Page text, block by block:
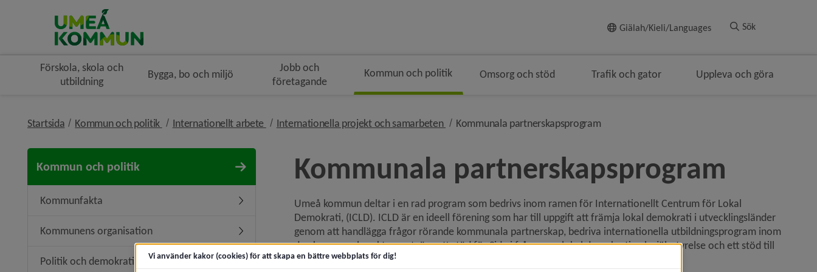
Giälah/Kieli/Languages Sök
Förskola, skola och
utbildning
Bygga, bo och miljö
Jobb och
företagande
Kommun och politik Omsorg och stöd Trafik och gator Uppleva och göra
Startsida Kommun och politik nivå i brödsmulenavigeringen
Internationellt arbete nivå i brödsmulenavigeringen
Internationella projekt och samarbeten nivå i brödsmulenavigeringen
Kommunala partnerskapsprogramnivå i brödsmulenavigeringen
Kommun och politik
Kommunfakta Undermeny för Kommunfakta
Kommunens organisation Undermeny för Kommunens organisation
Politik och demokrati
Kommunala partnerskapsprogram
Umeå kommun deltar i en rad program som bedrivs inom ramen för Internationellt Centrum för Lokal
Demokrati, (ICLD). ICLD är en ideell förening som har till uppgift att främja lokal demokrati i utvecklingsländer
genom att handlägga frågor rörande kommunala partnerskap, bedriva internationella utbildningsprogram inom
den kommunala sektorn, utgöra ett stöd för Sida i frågor om lokal demokrati och självstyrelse och ett stöd till
svenska kommuner och landsting i frågor om internationellt utvecklingssamarbete.
Vi använder kakor (cookies) för att skapa en bättre webbplats för dig!